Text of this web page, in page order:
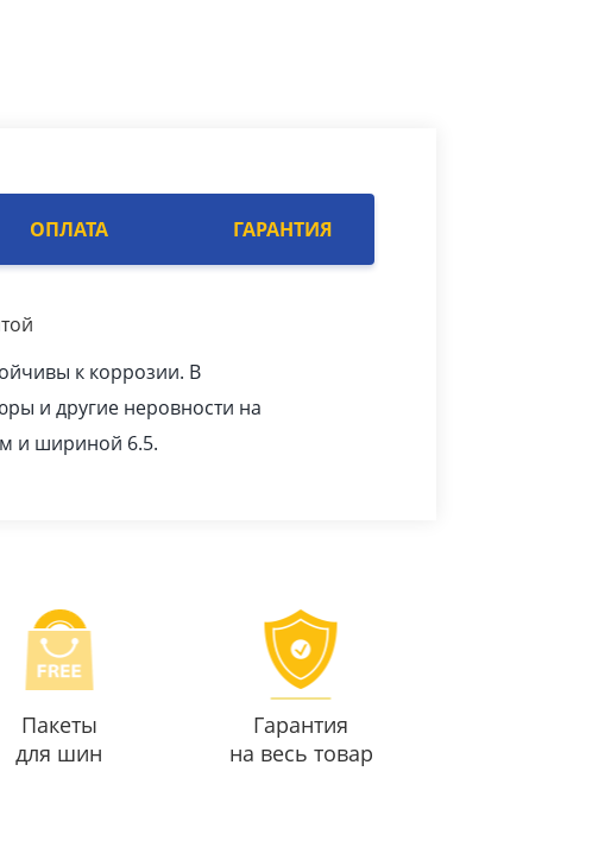
ОПЛАТА ГАРАНТИЯ
к коррозии. В
и другие неровности на
и шириной 6.5.
Пакеты
для шин
Гарантия
на весь товар